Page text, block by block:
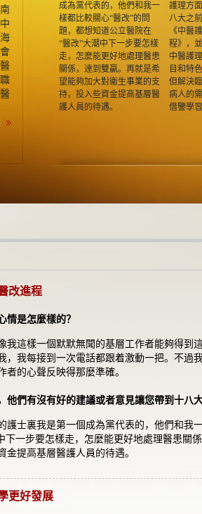
成為黨代表的，他們和我一
樣都比較關心“醫改”的問
題，都想知道公立醫院在
“醫改”大潮中下一步要怎樣
走，怎麼能更好地處理醫患
關係，達到雙贏。再就是希
望能夠加大對衞生事業的支
持，投入些資金提高基層醫
護人員的待遇。
護理方
八大之
《中醫
程》，
中醫護
目和特
但解決
病人的
借鑒學
改進程
情是怎麼樣的？
我這樣一個默默無聞的基層工作者能夠得到
，我每接到一次電話都跟着激動一把。不過
的心聲反映得那麼準確。
們有沒有好的建議或者意見讓您帶到十八大
士裏我是第一個成為黨代表的，他們和我
下一步要怎樣走，怎麼能更好地處理醫患關
提高基層醫護人員的待遇。
更好發展